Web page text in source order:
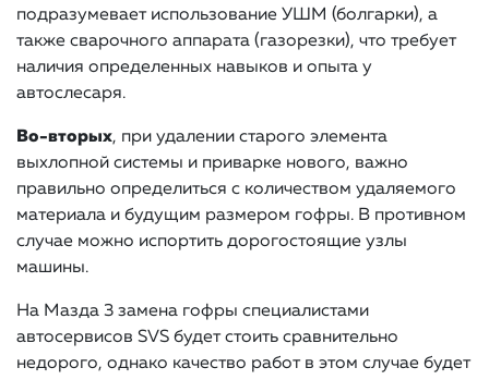
подразумевает использование УШМ (болгарки), а
также сварочного аппарата (газорезки), что требует
наличия определенных навыков и опыта у
автослесаря.
Во-вторых, при удалении старого элемента
выхлопной системы и приварке нового, важно
правильно определиться с количеством удаляемого
материала и будущим размером гофры. В противном
случае можно испортить дорогостоящие узлы
машины.
На Мазда 3 замена гофры специалистами
автосервисов SVS будет стоить сравнительно
недорого, однако качество работ в этом случае будет